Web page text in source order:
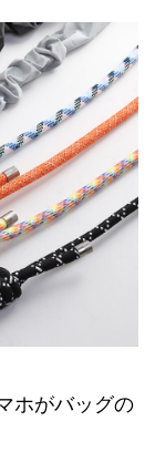
ホがバッグの